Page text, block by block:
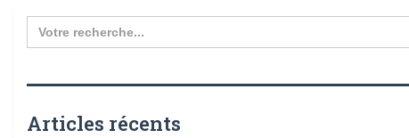
Search
for:
Articles récents